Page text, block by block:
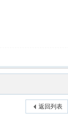
返回列表